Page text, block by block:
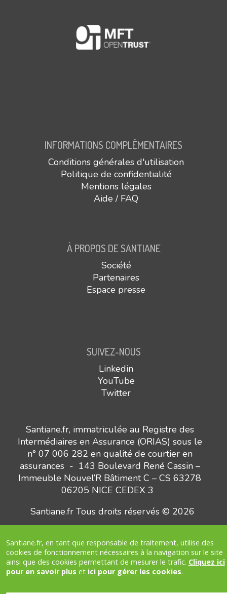
Santiane.fr, en tant que responsable de traitement, utilise des
cookies de fonctionnement nécessaires à la navigation sur le site
ainsi que des cookies permettant de mesurer le trafic. Cliquez ici
pour en savoir plus et ici pour gérer les cookies.
headphones_customer_support_human Besoin d’un conseil ?
Nous vous appelons
INFORMATIONS COMPLÉMENTAIRES
Conditions générales d'utilisation
Politique de confidentialité
Mentions légales
Aide / FAQ
À PROPOS DE SANTIANE
Société
Partenaires
Espace presse
SUIVEZ-NOUS
Linkedin
YouTube
Twitter
Santiane.fr, immatriculée au Registre des
Intermédiaires en Assurance (ORIAS) sous le
n° 07 006 282 en qualité de courtier en
assurances - 143 Boulevard René Cassin –
Immeuble Nouvel’R Bâtiment C – CS 63278
06205 NICE CEDEX 3
Santiane.fr Tous droits réservés © 2026